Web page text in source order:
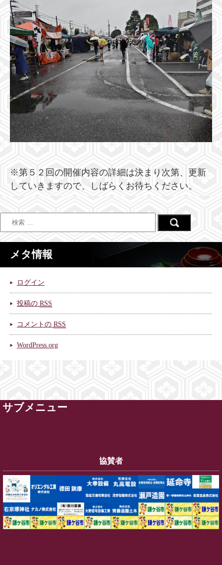
※第５２回の開催内容の詳細は決まり次第、更新
していきますので、しばらくお待ちください。
メタ情報
ログイン
投稿の RSS
コメントの RSS
WordPress.org
サブメニュー
協賛者